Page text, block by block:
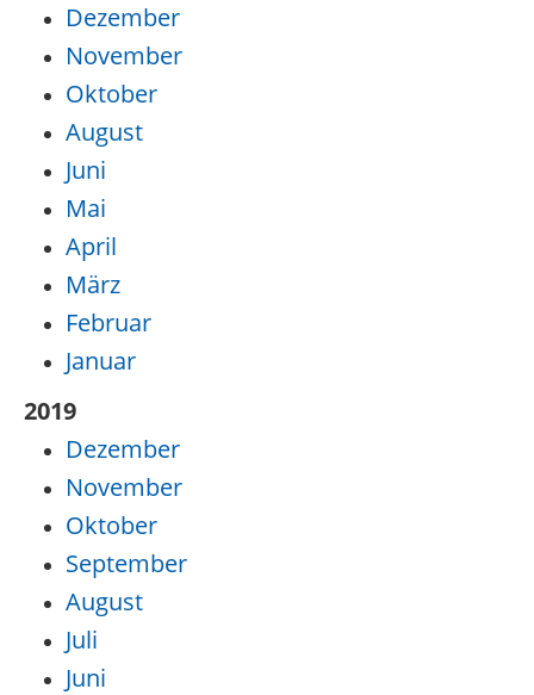
Dezember
November
Oktober
August
Juni
Mai
April
März
Februar
Januar
2019
Dezember
November
Oktober
September
August
Juli
Juni